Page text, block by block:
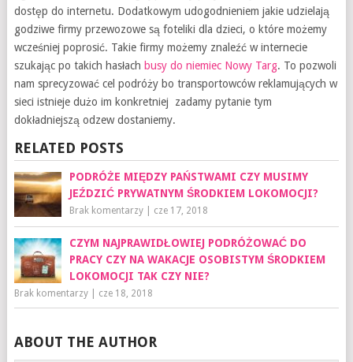
dostęp do internetu. Dodatkowym udogodnieniem jakie udzielają
godziwe firmy przewozowe są foteliki dla dzieci, o które możemy
wcześniej poprosić. Takie firmy możemy znaleźć w internecie
szukając po takich hasłach busy do niemiec Nowy Targ. To pozwoli
nam sprecyzować cel podróży bo transportowców reklamujących w
sieci istnieje dużo im konkretniej zadamy pytanie tym
dokładniejszą odzew dostaniemy.
RELATED POSTS
PODRÓŻE MIĘDZY PAŃSTWAMI CZY MUSIMY
JEŹDZIĆ PRYWATNYM ŚRODKIEM LOKOMOCJI?
Brak komentarzy| cze 17, 2018
CZYM NAJPRAWIDŁOWIEJ PODRÓŻOWAĆ DO
PRACY CZY NA WAKACJE OSOBISTYM ŚRODKIEM
LOKOMOCJI TAK CZY NIE?
Brak komentarzy| cze 18, 2018
ABOUT THE AUTHOR